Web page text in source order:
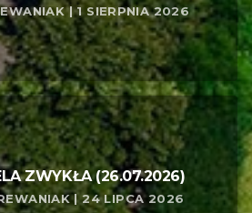
| 1 SIERPNIA 2026
ZWYKŁA (26.07.2026)
| 24 LIPCA 2026